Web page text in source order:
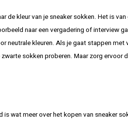
de kleur van je sneaker sokken. Het is
naar een vergadering of interview
kleuren. Als je gaat stappen met
sokken proberen. Maar zorg ervoor
wat meer over het kopen van sneaker